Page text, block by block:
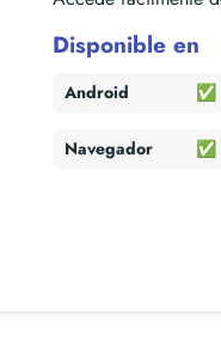
Disponible en
Android ✅
Navegador ✅